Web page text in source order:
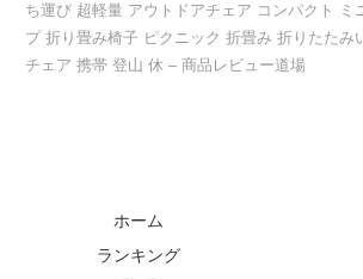
ち運び 超軽量 アウトドアチェア コンパクト ミ
プ 折り畳み椅子 ピクニック 折畳み 折りたたみ
チェア 携帯 登山 休 – 商品レビュー道場
ホーム
ランキング